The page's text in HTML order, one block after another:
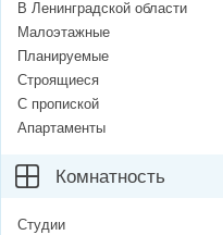
В Ленинградской области
Малоэтажные
Планируемые
Строящиеся
С пропиской
Апартаменты
Комнатность
Студии